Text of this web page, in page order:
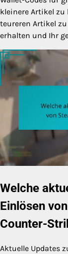
kleinere Artikel zu
teureren Artikel
erhalten und Ihr
Welche
Einlösen
Counter-
Aktuelle Updates